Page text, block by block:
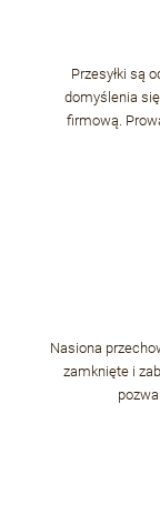
Przesyłki są
domyślenia
firmową.
Nasiona
zamknięte i